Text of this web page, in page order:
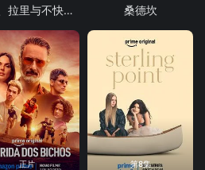
生活、拉里与不快乐的追求：一部美国史 桑德坎
正片 第8集